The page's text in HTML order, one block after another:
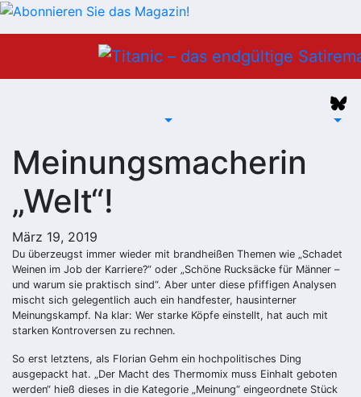
Meinungsmacherin
„Welt“!
März 19, 2019
Du überzeugst immer wieder mit brandheißen Themen wie „Schadet
Weinen im Job der Karriere?“ oder „Schöne Rucksäcke für Männer –
und warum sie praktisch sind“. Aber unter diese pfiffigen Analysen
mischt sich gelegentlich auch ein handfester, hausinterner
Meinungskampf. Na klar: Wer starke Köpfe einstellt, hat auch mit
starken Kontroversen zu rechnen.
So erst letztens, als Florian Gehm ein hochpolitisches Ding
ausgepackt hat. „Der Macht des Thermomix muss Einhalt geboten
werden“ hieß dieses in die Kategorie „Meinung“ eingeordnete Stück